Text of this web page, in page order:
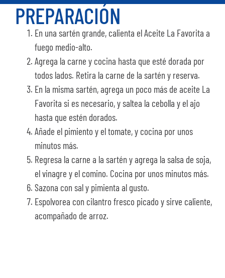
PREPARACIÓN
En una sartén grande, calienta el Aceite La Favorita a
fuego medio-alto.
Agrega la carne y cocina hasta que esté dorada por
todos lados. Retira la carne de la sartén y reserva.
En la misma sartén, agrega un poco más de aceite La
Favorita si es necesario, y saltea la cebolla y el ajo
hasta que estén dorados.
Añade el pimiento y el tomate, y cocina por unos
minutos más.
Regresa la carne a la sartén y agrega la salsa de soja,
el vinagre y el comino. Cocina por unos minutos más.
Sazona con sal y pimienta al gusto.
Espolvorea con cilantro fresco picado y sirve caliente,
acompañado de arroz.